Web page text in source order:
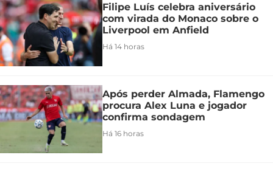
Filipe Luís celebra aniversário
com virada do Monaco sobre o
Liverpool em Anfield
Há 14 horas
Após perder Almada, Flamengo
procura Alex Luna e jogador
confirma sondagem
Há 16 horas